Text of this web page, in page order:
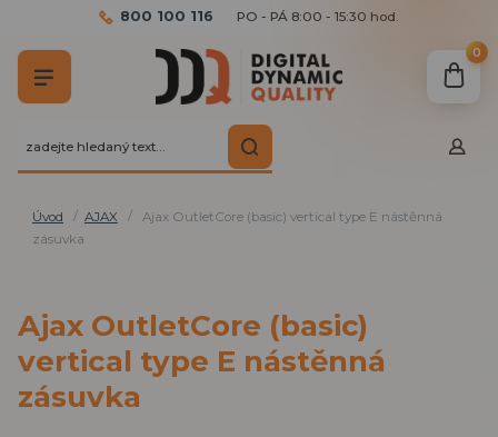
800 100 116 PO - PÁ 8:00 - 15:30 hod.
0
Úvod AJAX
Ajax OutletCore (basic) vertical type E nástěnná
zásuvka
Ajax OutletCore (basic)
vertical type E nástěnná
zásuvka